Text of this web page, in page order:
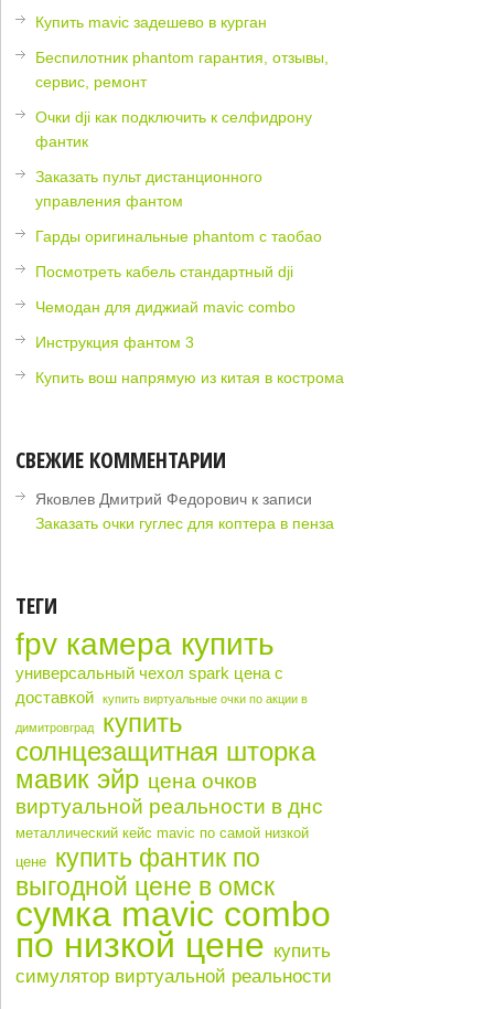
Купить mavic задешево в курган
Беспилотник phantom гарантия, отзывы,
сервис, ремонт
Очки dji как подключить к селфидрону
фантик
Заказать пульт дистанционного
управления фантом
Гарды оригинальные phantom с таобао
Посмотреть кабель стандартный dji
Чемодан для диджиай mavic combo
Инструкция фантом 3
Купить вош напрямую из китая в кострома
СВЕЖИЕ КОММЕНТАРИИ
Яковлев Дмитрий Федорович к записи
Заказать очки гуглес для коптера в пенза
ТЕГИ
fpv камера купить
универсальный чехол spark цена с
доставкой
купить виртуальные очки по акции в
димитровград
купить
солнцезащитная шторка
мавик эйр цена очков
виртуальной реальности в днс
металлический кейс mavic по самой низкой
цене купить фантик по
выгодной цене в омск
сумка mavic combo
по низкой цене купить
симулятор виртуальной реальности